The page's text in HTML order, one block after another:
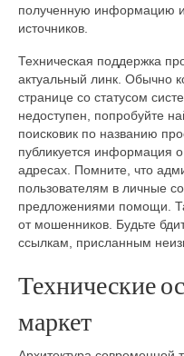
полученную информацию
источников.
Техническая поддержка
актуальный линк. Обычно
странице со статусом
недоступен, попробуйте
поисковик по названию
публикуется информация
адресах. Помните, что
пользователям в личные
предложениями помощи.
от мошенников. Будьте
ссылкам, присланным
Технические
маркет